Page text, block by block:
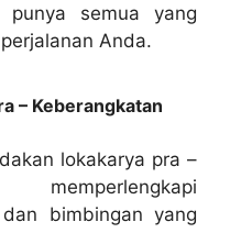
punya semua yang
Anda.
– Keberangkatan
lokakarya pra –
bimbingan yang